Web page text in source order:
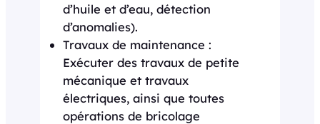
d’huile et d’eau, détection
d’anomalies).
Travaux de maintenance :
Exécuter des travaux de petite
mécanique et travaux
électriques, ainsi que toutes
opérations de bricolage